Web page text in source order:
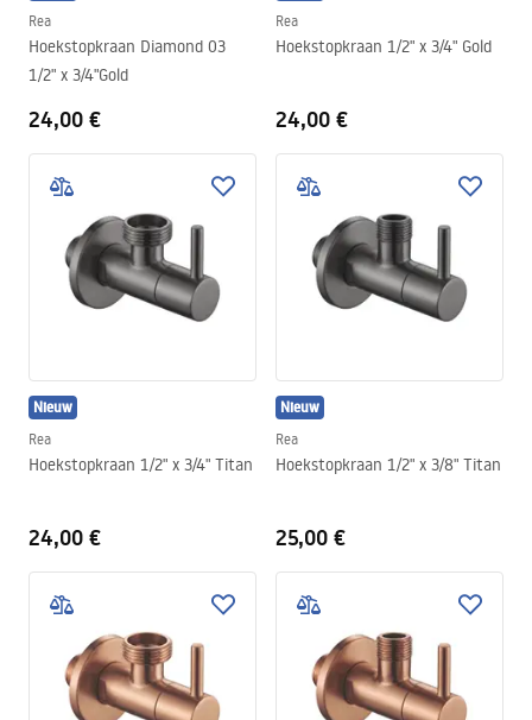
Rea
Hoekstopkraan Diamond 03
1/2" x 3/4"Gold
24,00 €
Rea
Hoekstopkraan 1/2" x 3/4" Gold
24,00 €
Nieuw
Rea
Hoekstopkraan 1/2" x 3/4" Titan
24,00 €
Nieuw
Rea
Hoekstopkraan 1/2" x 3/8" Titan
25,00 €